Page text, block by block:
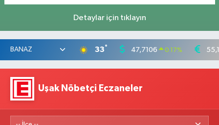
Detaylar için tıklayın
33° 47,7106 0.17%
Uşak Nöbetçi Eczaneler